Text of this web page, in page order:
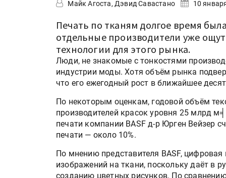
Майк Агоста, Дэвид Савастано 10
Печать по тканям долгое время
отдельные производители уже
технологии для этого рынка.
Люди, не знакомые с тонкостями
индустрии моды. Хотя объём рынка
что его ежегодный рост в ближайшее
По некоторым оценкам, годовой объём
производителей красок уровня 25 млрд
печати компании BASF д-р Юрген Вейзер
печати — около 10%.
По мнению представителя BASF,
изображений на ткани, поскольку даёт в
созданию цветных рисунков. По